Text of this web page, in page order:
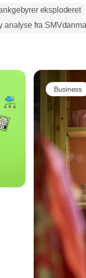
eksploderet
analyse fra
Business